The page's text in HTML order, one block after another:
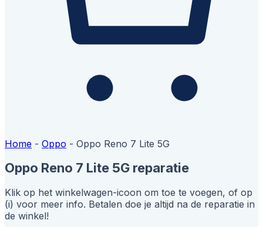
Home - Oppo - Oppo Reno 7 Lite 5G
Oppo Reno 7 Lite 5G reparatie
Klik op het winkelwagen-icoon om toe te voegen, of op
(i) voor meer info. Betalen doe je altijd na de reparatie in
de winkel!